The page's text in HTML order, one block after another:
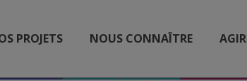
PROJETS NOUS CONNAÎTRE AGIR